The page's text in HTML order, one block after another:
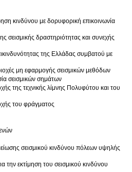
κινδύνου με δορυφορική επικοινωνία
δραστηριότητας και συνεχής
της Ελλάδας συμβατού με
μη εφαρμογής σεισμικών μεθόδων
σεισμικών σημάτων
της τεχνικής λίμνης Πολυφύτου και του
του φράγματος
σεισμικού κινδύνου πόλεων υψηλής
εκτίμηση του σεισμικού κινδύνου